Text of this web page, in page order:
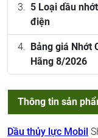
5 Loại dầu
điện
Bảng giá Nhớt
Hãng 8/2026
Thông tin sản
Dầu thủy lực Mobil